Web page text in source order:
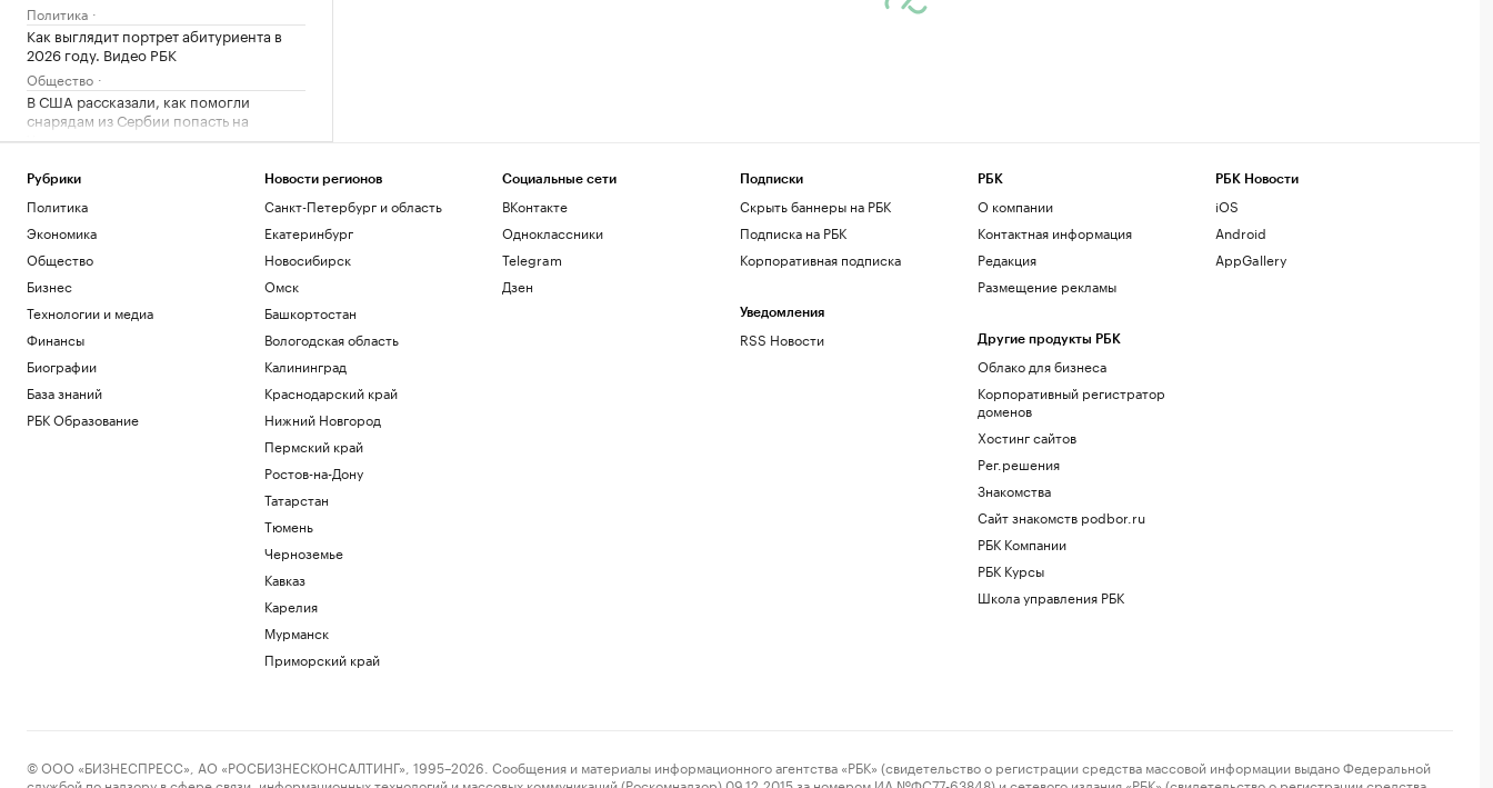
Политика
Как выглядит портрет абитуриента в
2026 году. Видео РБК
Общество
В США рассказали, как помогли
снарядам из Сербии попасть на
Украину
Рубрики
Политика
Экономика
Общество
Бизнес
Технологии и медиа
Финансы
Биографии
База знаний
РБК Образование
Новости регионов
Санкт-Петербург и область
Екатеринбург
Новосибирск
Омск
Башкортостан
Вологодская область
Калининград
Краснодарский край
Нижний Новгород
Пермский край
Ростов-на-Дону
Татарстан
Тюмень
Черноземье
Кавказ
Карелия
Мурманск
Приморский край
Социальные сети
ВКонтакте
Одноклассники
Telegram
Дзен
Подписки
Скрыть баннеры на РБК
Подписка на РБК
Корпоративная подписка
Уведомления
RSS Новости
РБК
О компании
Контактная информация
Редакция
Размещение рекламы
Другие продукты РБК
Облако для бизнеса
Корпоративный регистратор
доменов
Хостинг сайтов
Рег.решения
Знакомства
Сайт знакомств podbor.ru
РБК Компании
РБК Курсы
Школа управления РБК
РБК Новости
iOS
Android
AppGallery
© ООО «БИЗНЕСПРЕСС», АО «РОСБИЗНЕСКОНСАЛТИНГ», 1995–2026. Сообщения и материалы информационного агентства «РБК» (свидетельство о регистрации средства массовой информации выдано Федеральной